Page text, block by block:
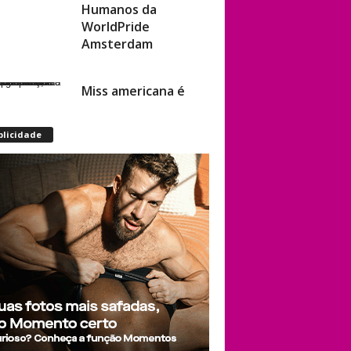
Humanos da
WorldPride
Amsterdam
Miss americana é
de racismo,
homofobia e
transfobia: “Não
toleramos”
Ratinho constrange
cantor sertanejo
com comentário
homofóbico ao vivo
no SBT: “Você está
com uma cara de